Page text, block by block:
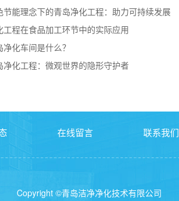
节能理念下的青岛净化工程：助力可持续发展
工程在食品加工环节中的实际应用
净化车间是什么？
净化工程：微观世界的隐形守护者
在线留言 联系我们
Copyright ©青岛洁净净化技术有限公司